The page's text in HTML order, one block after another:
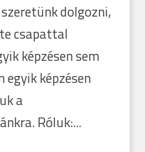
dolgozni,
csapattal
képzésen sem
képzésen
a
Róluk:...